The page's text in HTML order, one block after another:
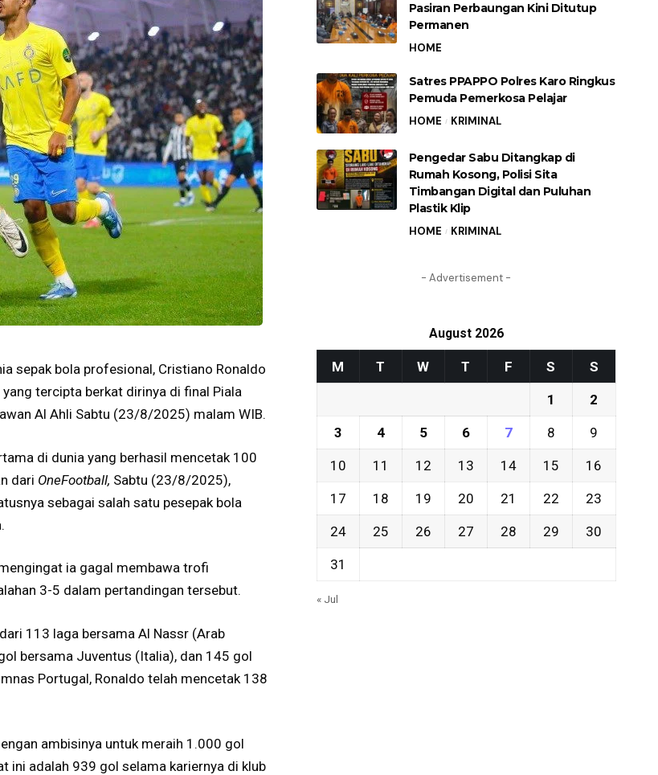
sepak bola profesional, Cristiano Ronaldo
tercipta berkat dirinya di final Piala
Al Ahli Sabtu (23/8/2025) malam WIB.
di dunia yang berhasil mencetak 100
dari OneFootball, Sabtu (23/8/2025),
sebagai salah satu pesepak bola
ia gagal membawa trofi
3-5 dalam pertandingan tersebut.
113 laga bersama Al Nassr (Arab
bersama Juventus (Italia), dan 145 gol
Portugal, Ronaldo telah mencetak 138
ambisinya untuk meraih 1.000 gol
ini adalah 939 gol selama kariernya di klub
Pasiran Perbaungan Kini Ditutup
Permanen
HOME
Satres PPAPPO Polres Karo Ringkus
Pemuda Pemerkosa Pelajar
HOME KRIMINAL
Pengedar Sabu Ditangkap di
Rumah Kosong, Polisi Sita
Timbangan Digital dan Puluhan
Plastik Klip
HOME KRIMINAL
- Advertisement -
August 2026
M T W T F S S
1 2
3 4 5 6 7 8 9
10 11 12 13 14 15 16
17 18 19 20 21 22 23
24 25 26 27 28 29 30
31
« Jul